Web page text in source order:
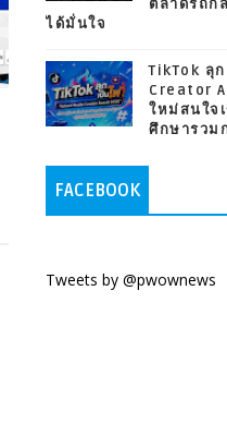
ตลาดรถก
ได้มั่นใจ
TikTok ลุ
Creator
ใหม่สนใจ
ศึกษารวม
FACEBOOK
Tweets by @pwownews